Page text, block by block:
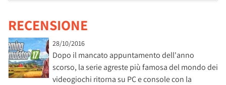
RECENSIONE
28/10/2016
Dopo il mancato appuntamento dell'anno
scorso, la serie agreste più famosa del mondo dei
videogiochi ritorna su PC e console con la